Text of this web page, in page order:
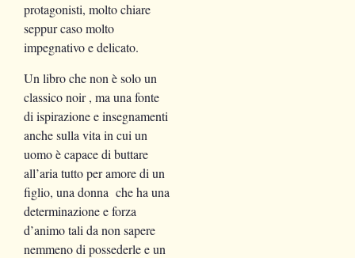
protagonisti, molto chiare
seppur caso molto
impegnativo e delicato.
Un libro che non è solo un
classico noir , ma una fonte
di ispirazione e insegnamenti
anche sulla vita in cui un
uomo è capace di buttare
all’aria tutto per amore di un
figlio, una donna che ha una
determinazione e forza
d’animo tali da non sapere
nemmeno di possederle e un